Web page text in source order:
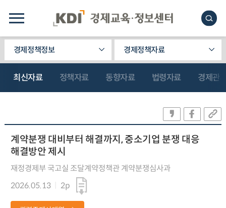
경제정책정보 경제정책자료
최신자료 정책자료 동향자료 법령자료 경제관
계약분쟁 대비부터 해결까지, 중소기업 분쟁 대응
해결방안 제시
재정경제부 국고실 조달계약정책관 계약분쟁심사과
2026.05.13
2p